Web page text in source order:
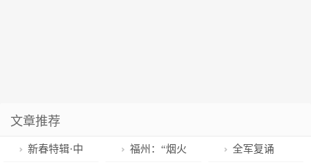
文章推荐
新春特辑·中 福州：“烟火 全军复诵